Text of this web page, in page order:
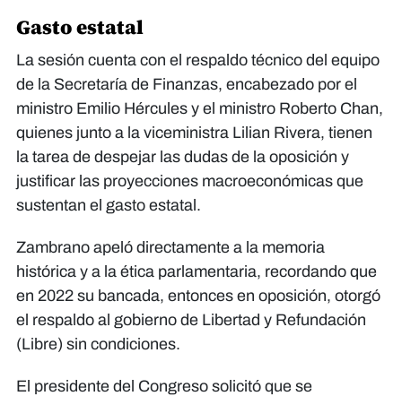
Gasto estatal
La sesión cuenta con el respaldo técnico del equipo
de la Secretaría de Finanzas, encabezado por el
ministro Emilio Hércules y el ministro Roberto Chan,
quienes junto a la viceministra Lilian Rivera, tienen
la tarea de despejar las dudas de la oposición y
justificar las proyecciones macroeconómicas que
sustentan el gasto estatal.
​Zambrano apeló directamente a la memoria
histórica y a la ética parlamentaria, recordando que
en 2022 su bancada, entonces en oposición, otorgó
el respaldo al gobierno de Libertad y Refundación
(Libre) sin condiciones.
El presidente del Congreso solicitó que se